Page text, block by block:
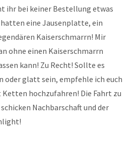
ihr bei keiner Bestellung etwas
eine Jausenplatte, ein
Kaiserschmarrn! Mir
ohne einen Kaiserschmarrn
kann! Zu Recht! Sollte es
oder glatt sein, empfehle ich euch
hochzufahren! Die Fahrt zu
Nachbarschaft und der